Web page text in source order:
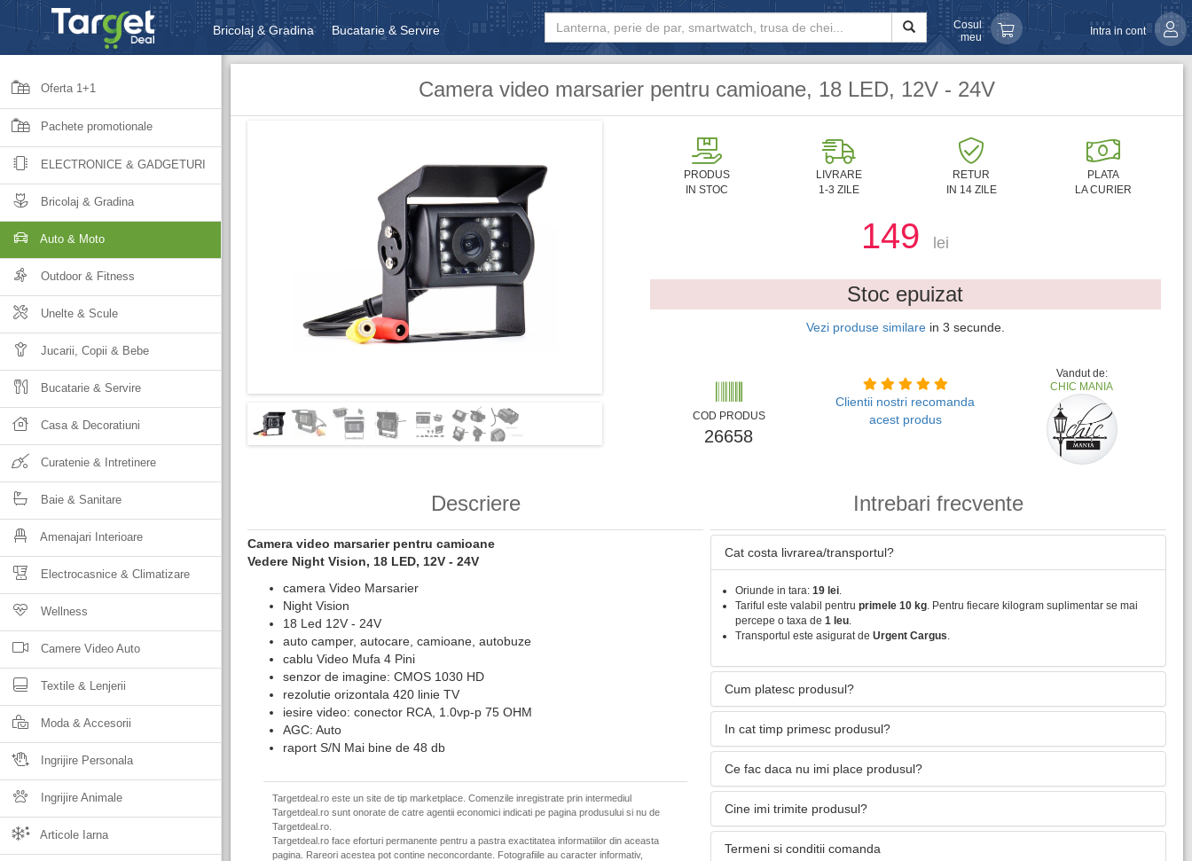
Bricolaj & Gradina Bucatarie & Servire
Unelte & Scule Jucarii, Copii & Bebe
Cosul
meu
Intra in cont
Oferta 1+1
Pachete promotionale
ELECTRONICE & GADGETURI
Bricolaj & Gradina
Auto & Moto
Outdoor & Fitness
Unelte & Scule
Jucarii, Copii & Bebe
Bucatarie & Servire
Casa & Decoratiuni
Curatenie & Intretinere
Baie & Sanitare
Amenajari Interioare
Electrocasnice & Climatizare
Wellness
Camere Video Auto
Textile & Lenjerii
Moda & Accesorii
Ingrijire Personala
Ingrijire Animale
Articole Iarna
Camera video marsarier pentru camioane, 18 LED, 12V - 24V
PRODUS
IN STOC
LIVRARE
1-3 ZILE
RETUR
IN 14 ZILE
PLATA
LA CURIER
149 lei
Stoc epuizat
Vezi produse similare in 1 secunde.
COD PRODUS
26658
Clientii nostri recomanda
acest produs
Vandut de:
CHIC MANIA
Descriere
Camera video marsarier pentru camioane
Vedere Night Vision, 18 LED, 12V - 24V
camera Video Marsarier
Night Vision
18 Led 12V - 24V
auto camper, autocare, camioane, autobuze
cablu Video Mufa 4 Pini
senzor de imagine: CMOS 1030 HD
rezolutie orizontala 420 linie TV
iesire video: conector RCA, 1.0vp-p 75 OHM
AGC: Auto
raport S/N Mai bine de 48 db
Targetdeal.ro este un site de tip marketplace. Comenzile inregistrate prin intermediul
Targetdeal.ro sunt onorate de catre agentii economici indicati pe pagina produsului si nu de
Targetdeal.ro.
Targetdeal.ro face eforturi permanente pentru a pastra exactitatea informatiilor din aceasta
pagina. Rareori acestea pot contine neconcordante. Fotografiile au caracter informativ,
Intrebari frecvente
Cat costa livrarea/transportul?
Oriunde in tara: 19 lei.
Tariful este valabil pentru primele 10 kg. Pentru fiecare kilogram suplimentar se mai
percepe o taxa de 1 leu.
Transportul este asigurat de Urgent Cargus.
Cum platesc produsul?
In cat timp primesc produsul?
Ce fac daca nu imi place produsul?
Cine imi trimite produsul?
Termeni si conditii comanda